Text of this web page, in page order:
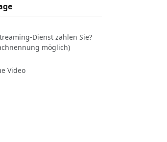
Dienst zahlen Sie?
möglich)
Video